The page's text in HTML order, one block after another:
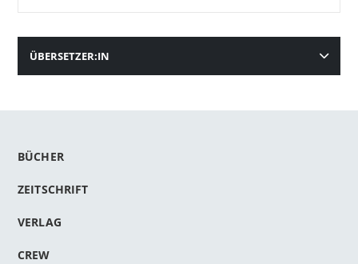
ÜBERSETZER:IN
BÜCHER
ZEITSCHRIFT
VERLAG
CREW